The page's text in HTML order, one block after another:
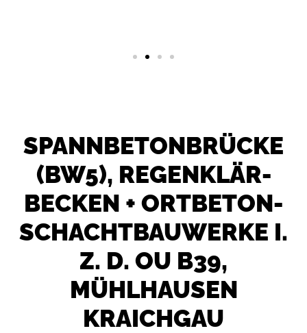
SPANNBETON­BRÜCKE
(BW5), REGENKLÄR­
BECKEN + ORTBETON­
SCHACHT­BAUWERKE I.
Z. D. OU B39,
MÜHLHAUSEN
KRAICHGAU